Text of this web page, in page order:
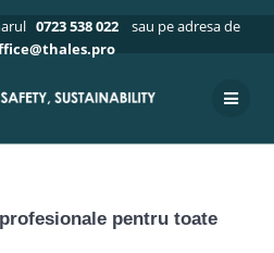
to
content
0723 538 022sau pe adresa de
Instalatii in constructii
Instalatii
sanitare
sanitare
pentru toate